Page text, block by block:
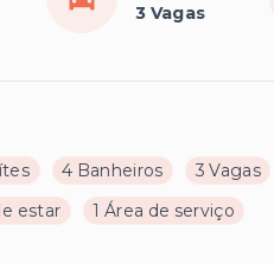
3 Vagas
4 Banheiros 3 Vagas
estar 1 Área de serviço